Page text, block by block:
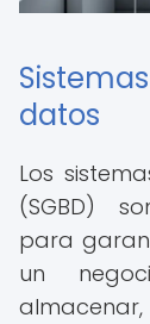
datos
Los
(SGBD)
para
un